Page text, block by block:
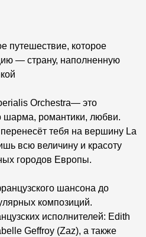
путешествие, которое
— страну, наполненную
Orchestra— это
шарма, романтики, любви.
тебя на вершину La
всю величину и красоту
городов Европы.
шансона до
композиций.
исполнителей: Edith
Geffroy (Zaz), а также